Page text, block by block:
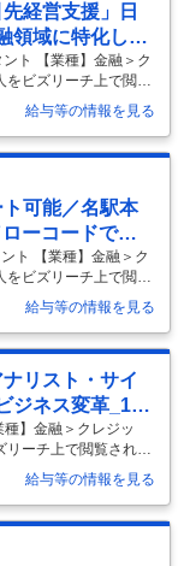
経営支援」日
領域に特化した
ト 【業種】金融＞ク
ビズリーチ上で閲覧
ついて】 当社は、世界
プの金融サービスを担
業、クレジットカード
融会社という立場か
既存の金融機関とは
ました。 『期待を超
様の笑顔を創造しま
給与等の情報を見る
可能／名駅本
ーコードで組
ト 【業種】金融＞ク
ビズリーチ上で閲覧
つきまして】 当社はト
動車割賦・クレジッ
ります。 自動車業界
を好機ととらえ、ト
リリースに、スピー
自動車販売金融：全国
した質の高い金融
給与等の情報を見る
リスト・サイ
ジネス変革_150
種】金融＞クレジッ
リーチ上で閲覧された
して】 当社はトヨタグ
賦・クレジットカー
。 グループの持つ技
線を画した事業モデ
販売金融事業：全国
給与等の情報を見る